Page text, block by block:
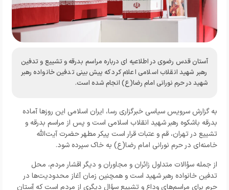
آستان قدس رضوی در اطلاعیه ای درباره مراسم بدرقه و تشییع و تدفین
رهبر شهید انقلاب اسلامی اعلام کرد که پیش‌بینی تدفین خانواده رهبر
شهید در حرم نورانی امام رضا(ع) انجام شده است.
به گزارش سرویس سیاسی خبرگزاری رسا، ایران اسلامی این روز‌ها آماده
بدرقه باشکوه رهبر شهید انقلاب اسلامی است و پس از مراسم بدرقه و
تشییع در تهران، قم و عتبات قرار است پیکر مطهر حضرت آیت‌الله
خامنه‌ای در حرم نورانی امام رضا(ع) به خاک سپرده شود.
از جمله سؤالات متداول زائران و مجاوران و دیگر اقشار مردم، محل
تدفین خانواده رهبر شهید است و همچنین زمان آغاز محدودیت‌ها در
حرم برای مراسم‌های وداع و تشییع سؤال دیگری از مردم است که آستان